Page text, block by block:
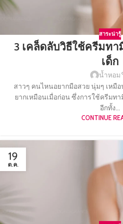
สาระน่ารู้
3 เคล็ดลับวิธีใช้ครีมท
เด็ก
น้ำหอม
สาวๆ คนไหนอยากมือสวย นุ่มๆ เหมื
ยากเหมือนเมื่อก่อน ซึ่งการใช้ครีมท
อีกทั้ง...
CONTINUE
19
ต.ค.